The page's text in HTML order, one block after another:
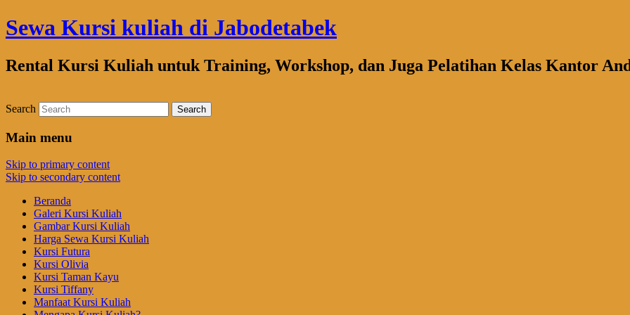
Sewa Kursi kuliah di Jabodetabek
Rental Kursi Kuliah untuk Training, Workshop, dan Juga Pelatihan Kelas Kantor
Search
Main menu
Skip to primary content
Skip to secondary content
Beranda
Galeri Kursi Kuliah
Gambar Kursi Kuliah
Harga Sewa Kursi Kuliah
Kursi Futura
Kursi Olivia
Kursi Taman Kayu
Kursi Tiffany
Manfaat Kursi Kuliah